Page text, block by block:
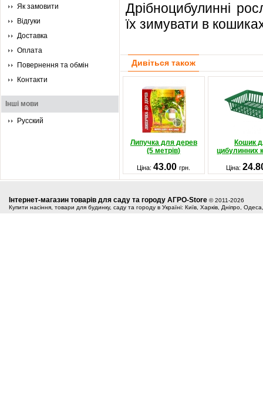
Як замовити
Відгуки
Доставка
Оплата
Повернення та обмін
Контакти
Інші мови
Русский
Дрібноцибулинні
їх зимувати в
Дивіться також
Липучка для дерев
(5 метрів)
Кошик
цибулинних
Ціна:43.00грн. Ціна:
Інтернет-магазин товарів для саду та городу АГРО-Store © 2011-2026
Купити насіння, товари для будинку, саду та городу в Україні: Київ, Харків, Дніпро,